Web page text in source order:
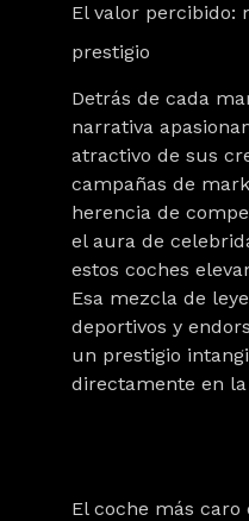
El valor percibido:
prestigio
Detrás de cada
narrativa
atractivo de sus
campañas de
herencia de
el aura de
estos coches
Esa mezcla de
deportivos y
un prestigio
directamente en
El coche más